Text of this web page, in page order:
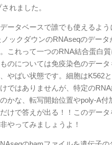
れました。
ータベースで誰でも使えるよ
ックダウンのRNAseqのデー
これって一つのRNA結合蛋白
のについては免疫染色のデー
やばい状態です。細胞はK562
ではありませんが、特定の
かな、転写開始位置やpoly-A
けで答えが出る！！このデー
やってみましょうよ！